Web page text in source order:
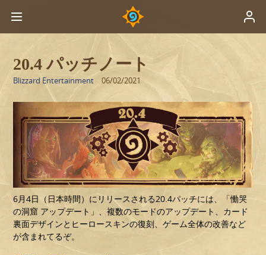
20.4 パッチノート
Blizzard Entertainment 06/02/2021
6月4日（日本時間）にリリースされる20.4パッチには、「慟哭
の洞窟 アップデート」、複数のモードのアップデート、カード
裏面デザインとヒーロースキンの復刻、ゲーム全体の改善など
が含まれてるぞ。